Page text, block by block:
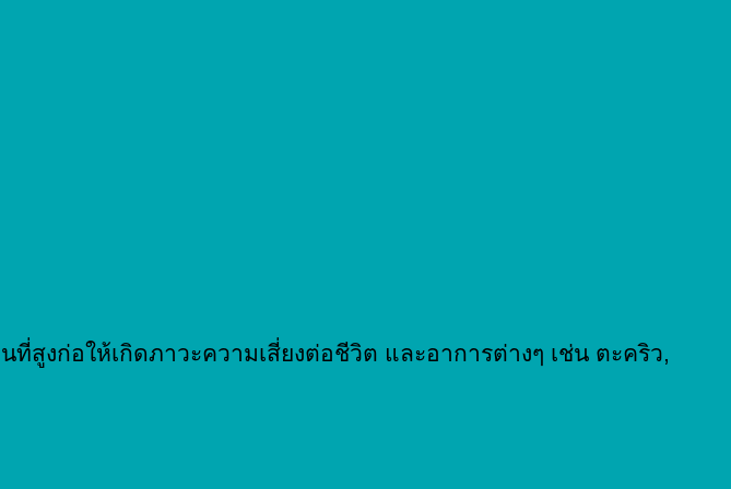
งก่อให้เกิดภาวะความเสี่ยงต่อชีวิต และอาการต่างๆ เช่น ตะคริว,